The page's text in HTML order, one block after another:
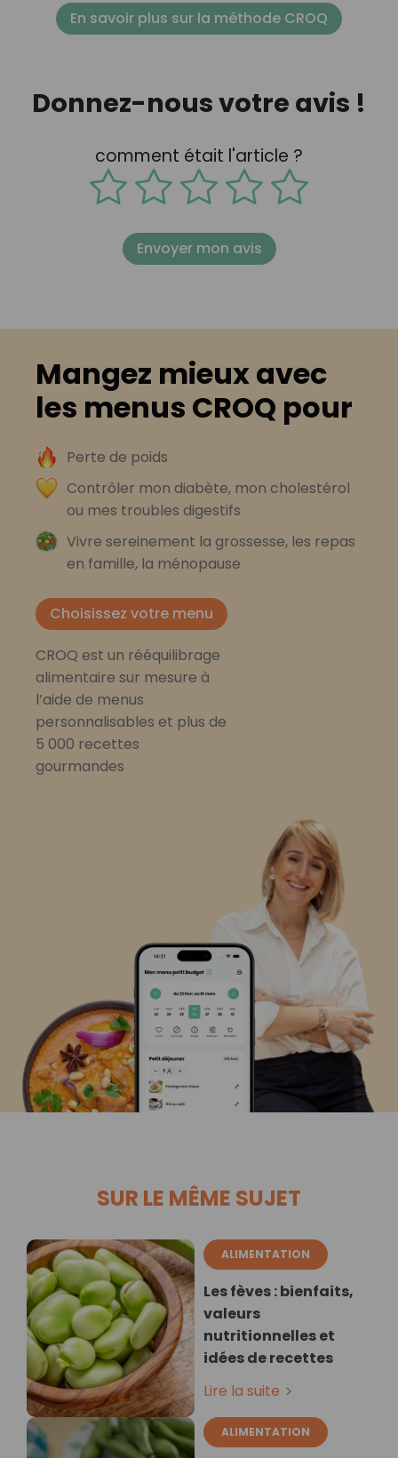
En savoir plus sur la méthode CROQ
Donnez-nous votre avis !
comment était l'article ?
Envoyer mon avis
Mangez mieux avec
les menus CROQ pour
Perte de poids
Contrôler mon diabète, mon cholestérol
ou mes troubles digestifs
Vivre sereinement la grossesse, les repas
en famille, la ménopause
Choisissez votre menu
CROQ est un rééquilibrage
alimentaire sur mesure à
l’aide de menus
personnalisables et plus de
5 000 recettes
gourmandes
SUR LE MÊME SUJET
ALIMENTATION
Les fèves : bienfaits,
valeurs
nutritionnelles et
idées de recettes
Lire la suite
ALIMENTATION